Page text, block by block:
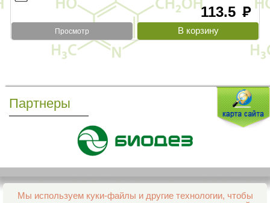
113.5 руб
Просмотр
Партнеры
Мы используем куки-файлы и другие технологии, чтобы
Все права защищены и охраняются законом